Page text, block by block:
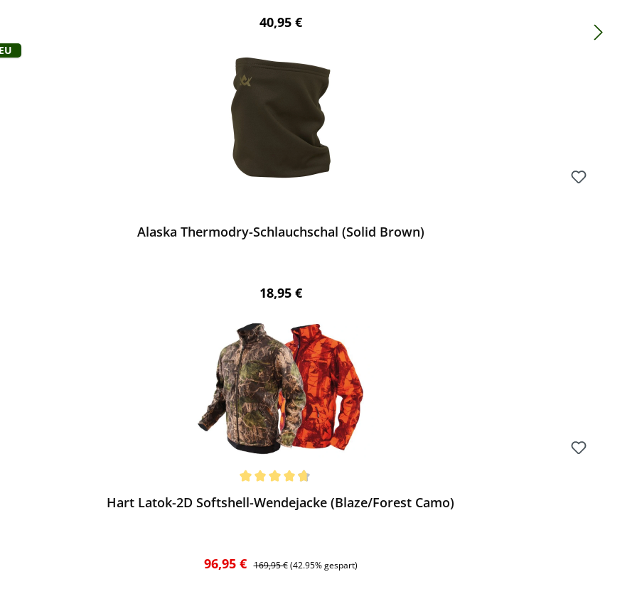
Regulärer Preis:
40,95 €
Alaska Thermodry-Schlauchschal (Solid Brown)
Regulärer Preis:
18,95 €
Hart Latok-2D Softshell-Wendejacke (Blaze/Forest Camo)
Verkaufspreis:
96,95 € Regulärer Preis:
169,95 € (42.95% gespart)